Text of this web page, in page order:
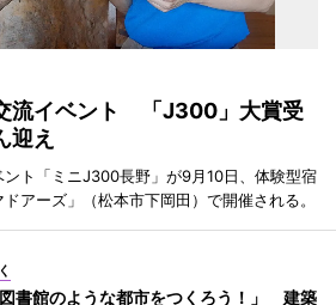
流イベント 「J300」大賞受
迎え
ト「ミニJ300長野」が9月10日、体験型宿
アーズ」（松本市下岡田）で開催される。
書館のような都市をつくろう！」 建築